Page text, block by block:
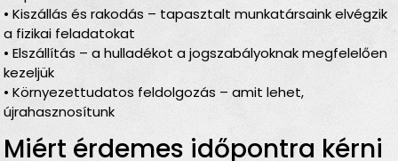
• Kiszállás és rakodás – tapasztalt munkatársaink elvégzik
a fizikai feladatokat
• Elszállítás – a hulladékot a jogszabályoknak megfelelően
kezeljük
• Környezettudatos feldolgozás – amit lehet,
újrahasznosítunk
Miért érdemes időpontra kérni